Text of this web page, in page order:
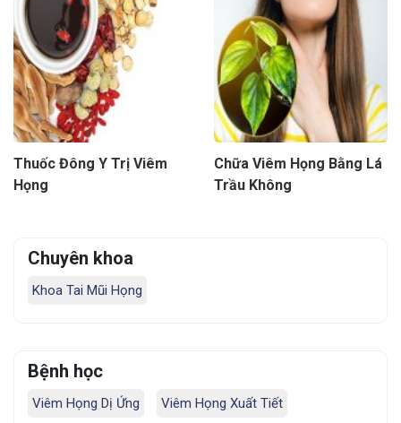
Thuốc Đông Y Trị Viêm
Họng
Chữa Viêm Họng Bằng Lá
Trầu Không
Chuyên khoa
Khoa Tai Mũi Họng
Bệnh học
Viêm Họng Dị Ứng Viêm Họng Xuất Tiết